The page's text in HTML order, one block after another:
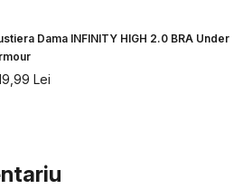
Dama INFINITY HIGH 2.0 BRA Under
Lei